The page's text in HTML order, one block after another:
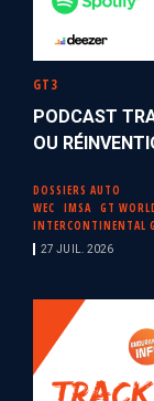
GT3
PODCAST
OU
DOSSIERS AUTO
WEC
IMSA GT
INTERCONTINENTAL
27 JUIL. 2026